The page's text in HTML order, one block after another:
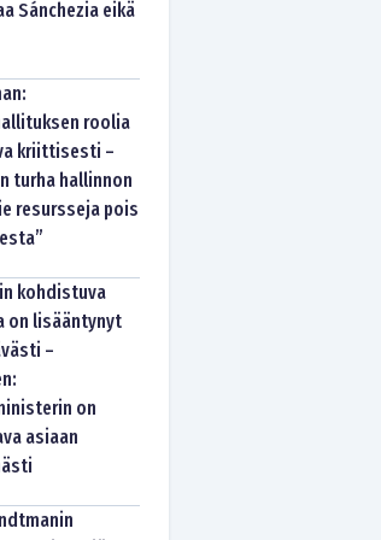
Sánchezia eikä
roolia
kriittisesti –
turha hallinnon
resursseja pois
kohdistuva
on lisääntynyt
–
on
asiaan